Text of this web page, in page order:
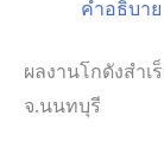
คำอธิบาย
ผลงานโกดังสำเ
จ.นนทบุรี